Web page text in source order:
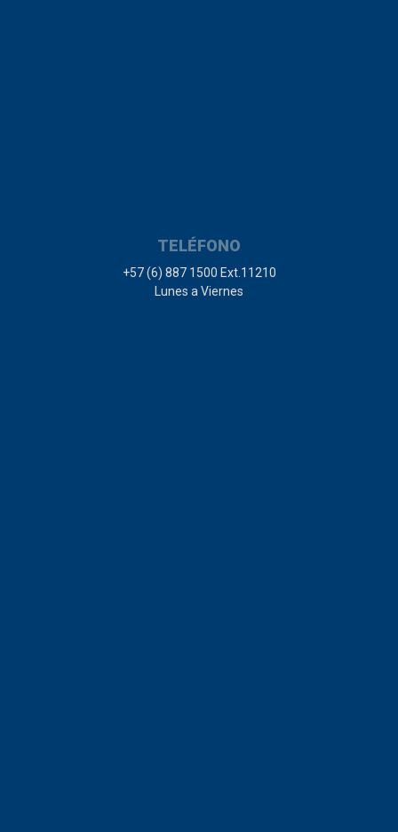
TELÉFONO
+57 (6) 887 1500 Ext.11210
Lunes a Viernes